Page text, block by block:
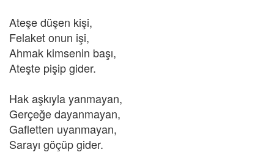
Ateşe düşen kişi,
Felaket onun işi,
Ahmak kimsenin başı,
Ateşte pişip gider.
Hak aşkıyla yanmayan,
Gerçeğe dayanmayan,
Gafletten uyanmayan,
Sarayı göçüp gider.